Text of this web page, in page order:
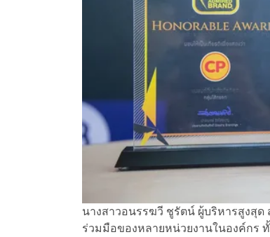
นางสาวอนรรฆวี ชูรัตน์ ผู้บริหารสูงสุด
ร่วมมือของหลายหน่วยงานในองค์กร